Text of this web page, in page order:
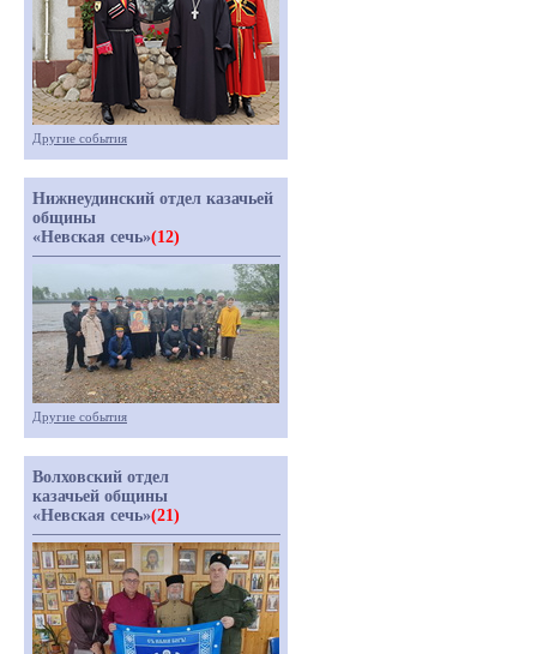
Другие события
Нижнеудинский отдел казачьей
общины
«Невская сечь»(12)
Другие события
Волховский отдел
казачьей общины
«Невская сечь»(21)